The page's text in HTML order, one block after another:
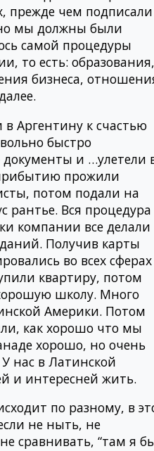
прежде чем подписали
мы должны были
самой процедуры
то есть: образования,
бизнеса,
Аргентину к счастью
быстро
и …улетели
прожили
потом подали на
Вся процедура
компании все делали
Получив карты
во всех сферах
квартиру, потом
школу. Много
Америки. Потом
как хорошо что мы
хорошо, но очень
нас в Латинской
и интересней жить.
по разному, в
не ныть, не
сравнивать, “там я